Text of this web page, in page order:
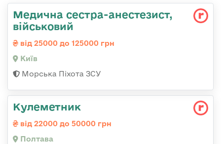
Медична сестpа-анестезист,
військовий
від 25000 до 125000 грн
Київ
Морська Піхота ЗСУ
Кулеметник
від 22000 до 50000 грн
Полтава